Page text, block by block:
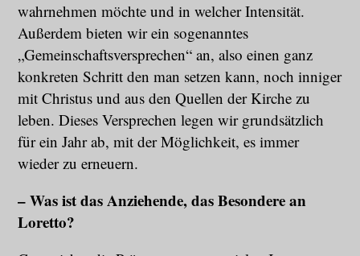
wahrnehmen möchte und in welcher Intensität.
Außerdem bieten wir ein sogenanntes
„Gemeinschaftsversprechen“ an, also einen ganz
konkreten Schritt den man setzen kann, noch inniger
mit Christus und aus den Quellen der Kirche zu
leben. Dieses Versprechen legen wir grundsätzlich
für ein Jahr ab, mit der Möglichkeit, es immer
wieder zu erneuern.
– Was ist das Anziehende, das Besondere an
Loretto?